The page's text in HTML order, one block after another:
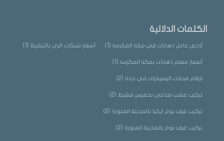
الكلمات الدلالية
أرخص عامل دهانات في مكه المكرمه(1) أسعار شبكات الري بالتنقيط (1)
أسعار معلم دهانات بمكه المكرمه(1)
ارقام محلات الرسيفرات في جدة (2)
تركيب عشب صناعي بخميس مشيط (2)
تركيب غرف نوم ايكيا بالمدينة المنورة (2)
تركيب غرف نوم بالمدينة المنورة (2)